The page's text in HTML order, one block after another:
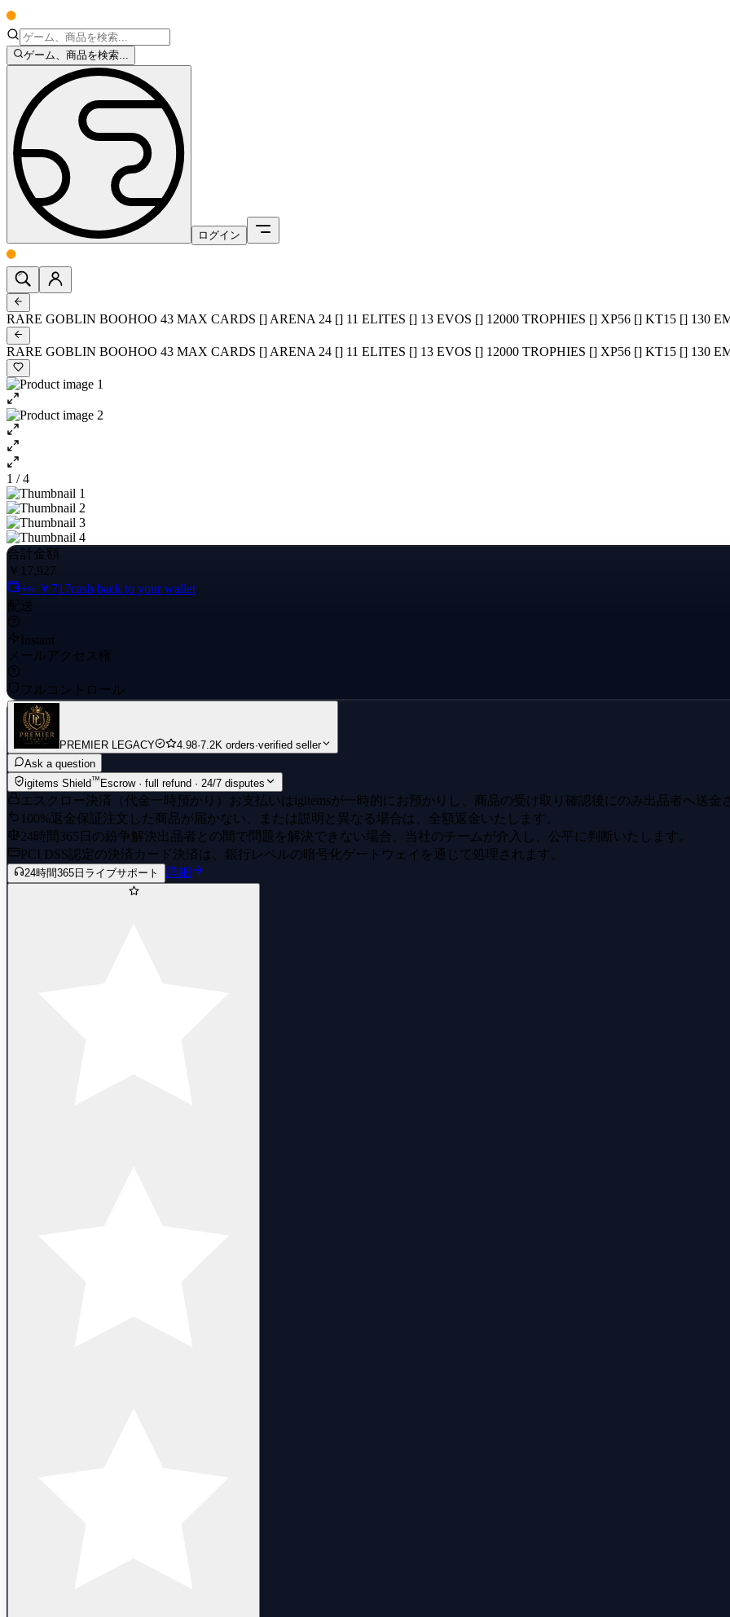
ゲーム、商品を検索...
ログイン
RARE GOBLIN BOOHOO 43 MAX CARDS [] ARENA 24 [] 11 ELITES [] 13 EVOS [] 12000 TROPHIES [] XP56 [] KT15 [] 130
RARE GOBLIN BOOHOO 43 MAX CARDS [] ARENA 24 [] 11 ELITES [] 13 EVOS [] 12000 TROPHIES [] XP56 [] KT15 [] 130
1 / 4
合計金額
￥17,927
+≈ ￥717cash back to your wallet
配送
Instant
メールアクセス権
フルコントロール
PREMIER LEGACY 4.98·7.2K orders·verified seller
Ask a question
igitems Shield™Escrow · full refund · 24/7 disputes
エスクロー決済（代金一時預かり）
お支払いはigitemsが一時的にお預かりし、商品の受け取り確認後にのみ出品者へ送金
100%返金保証 注文した商品が届かない、または説明と異なる場合は、全額返金いたします。
24時間365日の紛争解決出品者との間で問題を解決できない場合、当社のチームが介入し、公平に判断いたします。
PCI DSS認定の決済 カード決済は、銀行レベルの暗号化ゲートウェイを通じて処理されます。
24時間365日ライブサポート 詳細